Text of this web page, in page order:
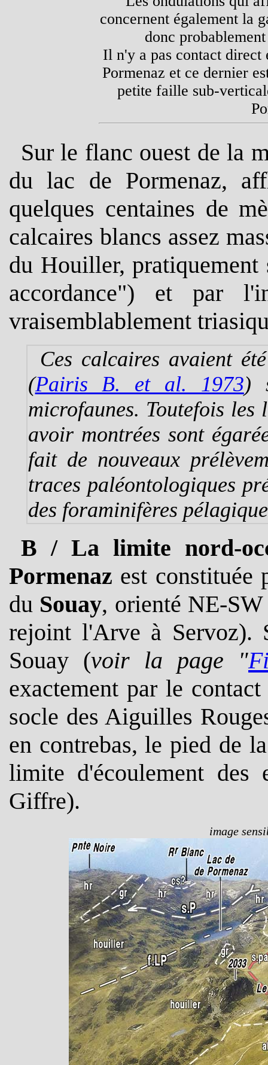
concernent également la
donc
Il n'y a pas contact direct
Pormenaz et ce dernier
petite faille sub-
Sur le flanc ouest de la
du lac de Pormenaz,
quelques centaines de
calcaires blancs assez
du Houiller, pratiquement
accordance") et par
vraisemblablement
Ces calcaires avaient
(Pairis B. et al. 1973)
microfaunes. Toutefois les
avoir montrées sont
fait de nouveaux
traces paléontologiques
des foraminifères
B / La limite nord-
Pormenaz est constituée
du Souay, orienté NE-
rejoint l'Arve à Servoz).
Souay (voir la page "
exactement par le
socle des Aiguilles
en contrebas, le pied de
limite d'écoulement des
Giffre).
image